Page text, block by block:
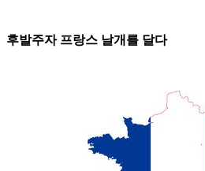
후발주자 프랑스 날개를 달다